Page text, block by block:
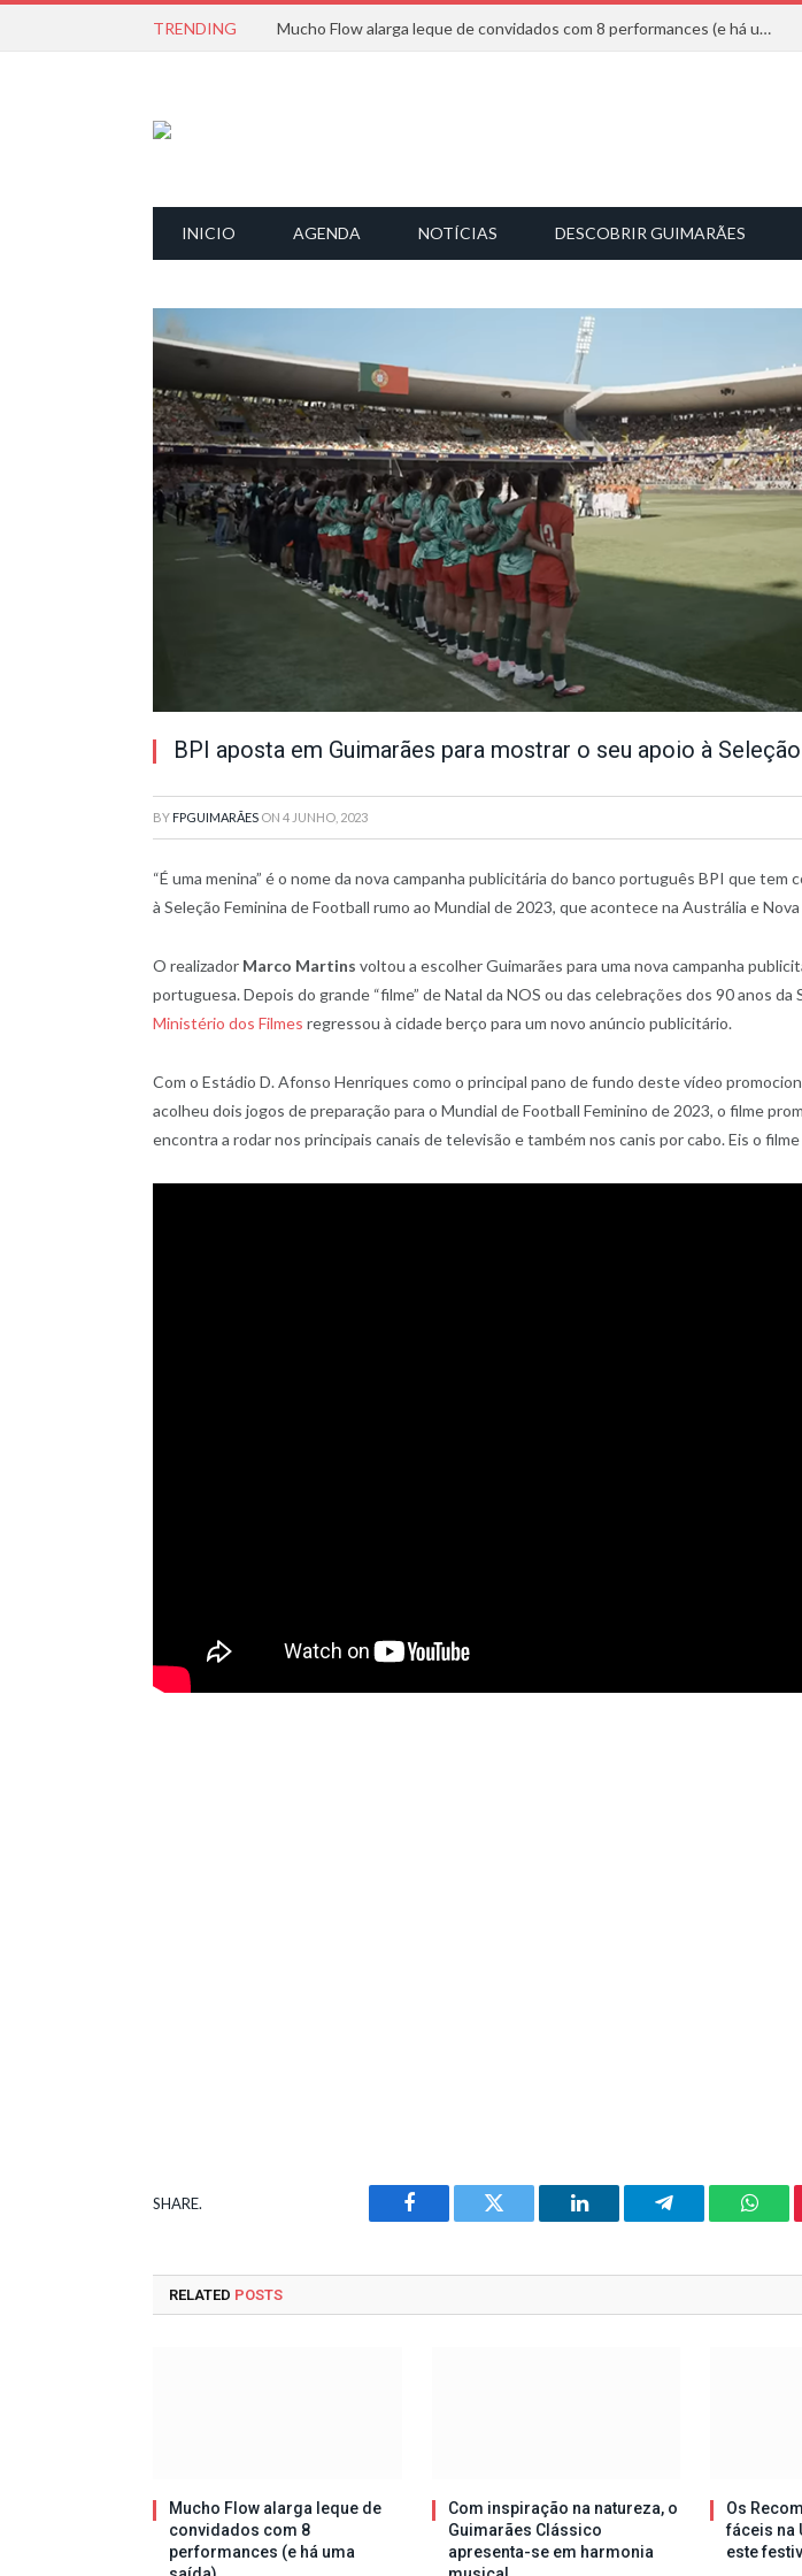
TRENDING Mucho Flow alarga leque de convidados com 8 performances (e há uma saída)
INICIO AGENDA NOTÍCIAS DESCOBRIR GUIMARÃES
BPI aposta em Guimarães para mostrar o seu apoio à
BY FPGUIMARÃES ON 4 JUNHO, 2023
“É uma menina” é o nome da nova campanha publicitária do banco português BPI que tem
à Seleção Feminina de Football rumo ao Mundial de 2023, que acontece na Austrália e
O realizador Marco Martins voltou a escolher Guimarães para uma nova campanha
portuguesa. Depois do grande “filme” de Natal da NOS ou das celebrações dos 90 anos da
Ministério dos Filmes regressou à cidade berço para um novo anúncio publicitário.
Com o Estádio D. Afonso Henriques como o principal pano de fundo deste vídeo
acolheu dois jogos de preparação para o Mundial de Football Feminino de 2023, o filme
encontra a rodar nos principais canais de televisão e também nos canis por cabo. Eis o
SHARE.
Facebook Twitter LinkedIn Telegram
RELATED POSTS
Mucho Flow alarga leque de
convidados com 8
performances (e há uma
Com inspiração na natureza, o
Guimarães Clássico
apresenta-se em harmonia
Os
fáceis na
este